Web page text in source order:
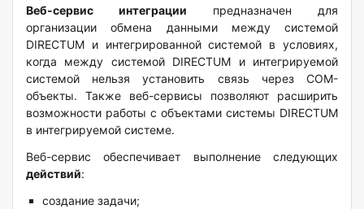
Веб-сервис интеграции предназначен для
организации обмена данными между системой
DIRECTUM и интегрированной системой в условиях,
когда между системой DIRECTUM и интегрируемой
системой нельзя установить связь через COM-
объекты. Также веб-сервисы позволяют расширить
возможности работы с объектами системы DIRECTUM
в интегрируемой системе.
Веб-сервис обеспечивает выполнение следующих
действий:
создание задачи;